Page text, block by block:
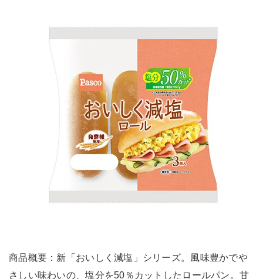
商品概要：新「おいしく減塩」シリーズ。風味豊かでや
さしい味わいの、塩分を50％カットしたロールパン。甘